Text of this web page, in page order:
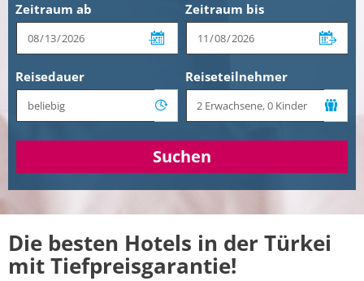
Zeitraum ab Zeitraum bis
Reisedauer Reiseteilnehmer
Suchen
Die besten Hotels in der Türkei
mit Tiefpreisgarantie!